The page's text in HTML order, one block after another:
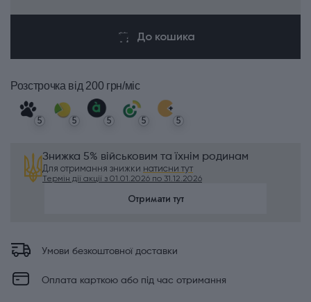
До кошика
Розстрочка від 200 грн/міс
5 5 5 5 5
Знижка 5% військовим та їхнім родинам
Для отримання знижки натисни тут
Термін дії акції з 01.01.2026 по 31.12.2026
Отримати тут
Умови безкоштовної доставки
Оплата карткою або під час отримання